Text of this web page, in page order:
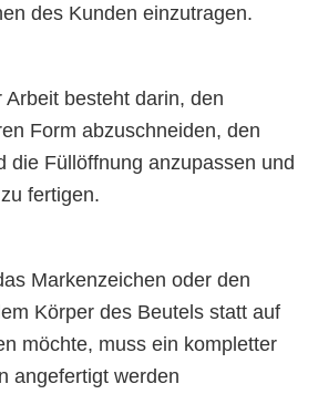
des Kunden einzutragen.
Arbeit besteht darin, den
Form abzuschneiden, den
die Füllöffnung anzupassen und
fertigen.
Markenzeichen oder den
Körper des Beutels statt auf
möchte, muss ein kompletter
angefertigt werden